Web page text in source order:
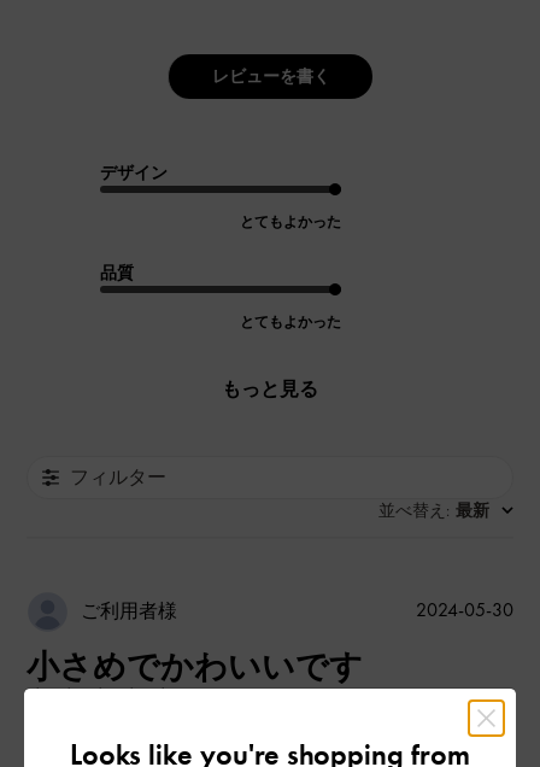
レビューを書く
デザイン
とてもよかった
品質
とてもよかった
もっと見る
フィルター
並べ替え : 最新
ご利用者様
小さめでかわいいです
公
2024-05-30
Looks like you're shopping from